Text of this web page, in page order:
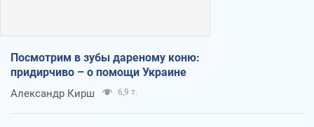
Посмотрим в зубы дареному коню:
придирчиво – о помощи Украине
Александр Кирш 6,9 т.